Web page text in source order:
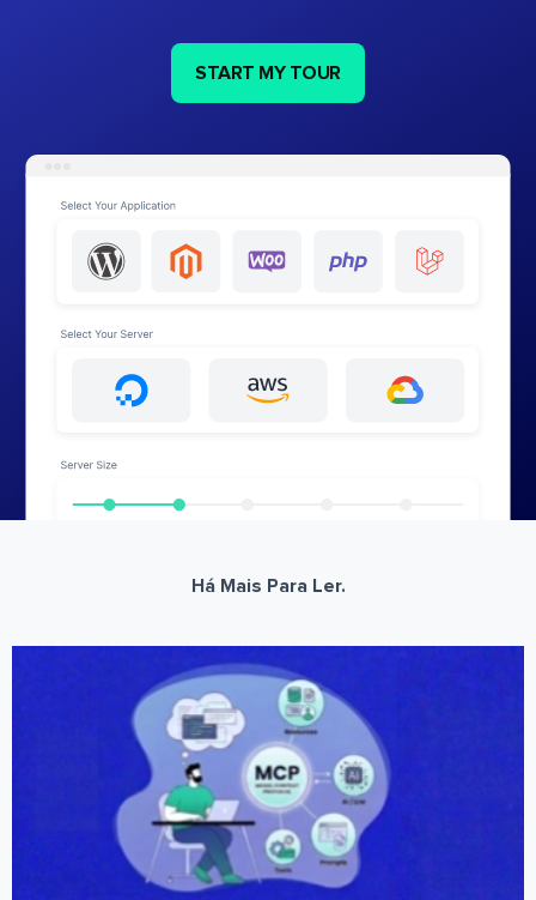
START MY TOUR
Há Mais Para Ler.